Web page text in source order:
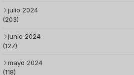
julio 2024
(203)
junio 2024
(127)
mayo 2024
(118)